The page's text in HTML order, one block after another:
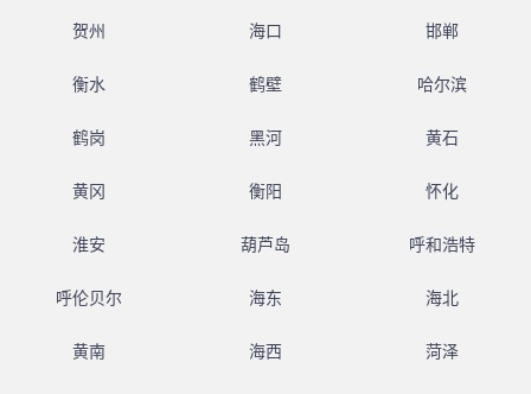
贺州 海口 邯郸
衡水 鹤壁 哈尔滨
鹤岗 黑河 黄石
黄冈 衡阳 怀化
淮安 葫芦岛 呼和浩特
呼伦贝尔 海东 海北
黄南 海西 菏泽